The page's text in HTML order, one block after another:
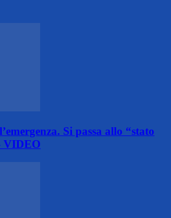
Si passa allo “stato
VIDEO